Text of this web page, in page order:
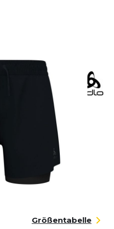
2-In-1
Größentabelle